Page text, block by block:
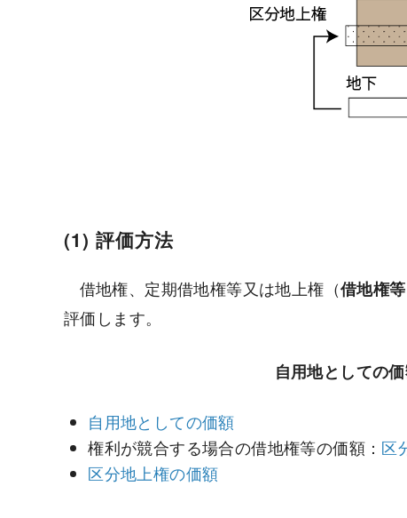
(1) 評価方法
借地権、定期借地権等又は地上権（借地権等
評価します。
自用地としての
自用地としての価額
権利が競合する場合の借地権等の価額： 区
区分地上権の価額